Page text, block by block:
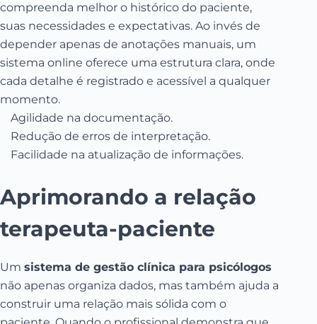
compreenda melhor o histórico do paciente,
suas necessidades e expectativas. Ao invés de
depender apenas de anotações manuais, um
sistema online oferece uma estrutura clara, onde
cada detalhe é registrado e acessível a qualquer
momento.
Agilidade na documentação.
Redução de erros de interpretação.
Facilidade na atualização de informações.
Aprimorando a relação
terapeuta-paciente
Um sistema de gestão clínica para psicólogos
não apenas organiza dados, mas também ajuda a
construir uma relação mais sólida com o